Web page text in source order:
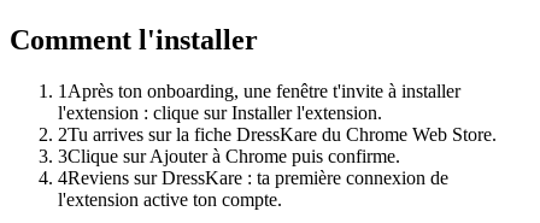
Comment l'installer
1 Après ton onboarding, une fenêtre t'invite à installer
l'extension : clique sur Installer l'extension.
2Tu arrives sur la fiche DressKare du Chrome Web Store.
3Clique sur Ajouter à Chrome puis confirme.
4Reviens sur DressKare : ta première connexion de
l'extension active ton compte.